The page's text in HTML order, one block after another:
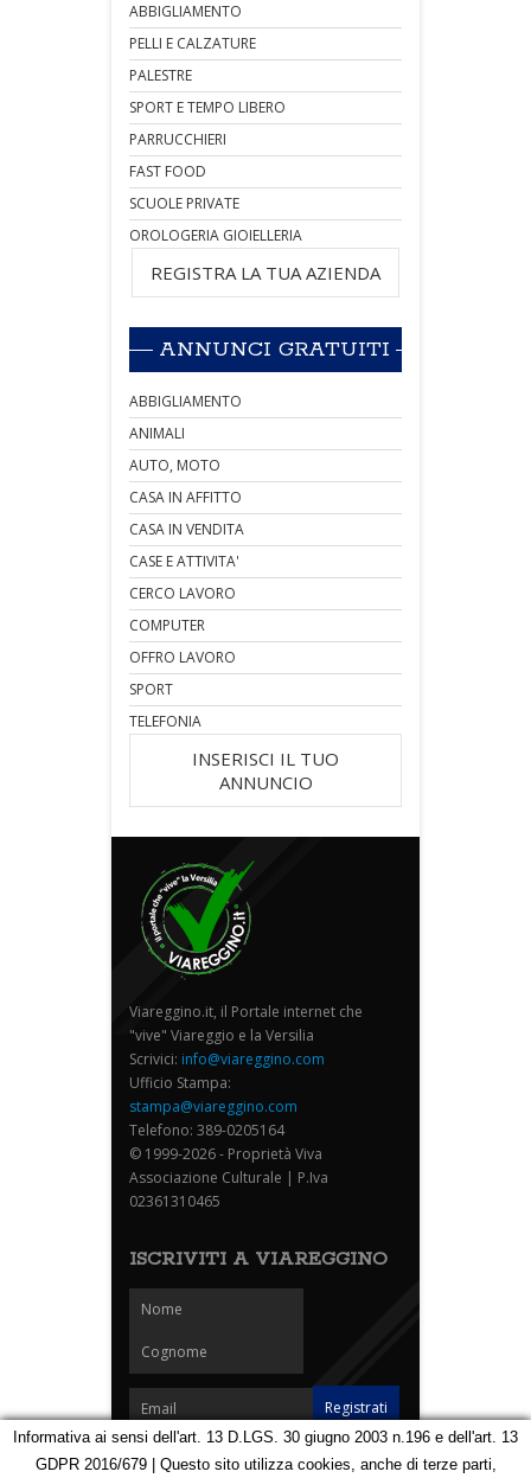
ABBIGLIAMENTO
PELLI E CALZATURE
PALESTRE
SPORT E TEMPO LIBERO
PARRUCCHIERI
FAST FOOD
SCUOLE PRIVATE
OROLOGERIA GIOIELLERIA
REGISTRA LA TUA AZIENDA
ANNUNCI GRATUITI
ABBIGLIAMENTO
ANIMALI
AUTO, MOTO
CASA IN AFFITTO
CASA IN VENDITA
CASE E ATTIVITA'
CERCO LAVORO
COMPUTER
OFFRO LAVORO
SPORT
TELEFONIA
INSERISCI IL TUO
ANNUNCIO
Viareggino.it, il Portale internet che
"vive" Viareggio e la Versilia
Scrivici: info@viareggino.com
Ufficio Stampa:
stampa@viareggino.com
Telefono: 389-0205164
© 1999-2026 - Proprietà Viva
Associazione Culturale | P.Iva
02361310465
ISCRIVITI A VIAREGGINO
Informativa ai sensi dell'art. 13 D.LGS. 30 giugno 2003 n.196 e dell'art. 13
GDPR 2016/679 | Questo sito utilizza cookies, anche di terze parti,